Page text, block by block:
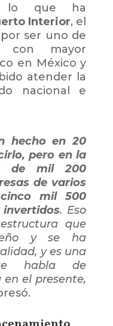
lo que ha
Interior, el
ser uno de
con mayor
en México y
atender la
nacional e
hecho en 20
pero en la
de mil 200
de varios
mil 500
invertidos. Eso
que
y se ha
y es una
habla de
el presente,